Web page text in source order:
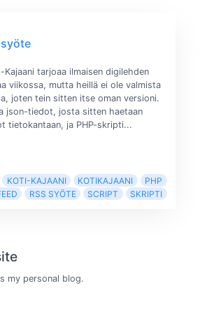
Kajaani tarjoaa ilmaisen digilehden
viikossa, mutta heillä ei ole valmista
joten tein sitten itse oman versioni.
json-tiedot, josta sitten haetaan
tietokantaan, ja PHP-skripti...
KOTI-KAJAANI KOTIKAJAANI
PHP
RSS SYÖTE SCRIPT SKRIPTI
my personal blog.